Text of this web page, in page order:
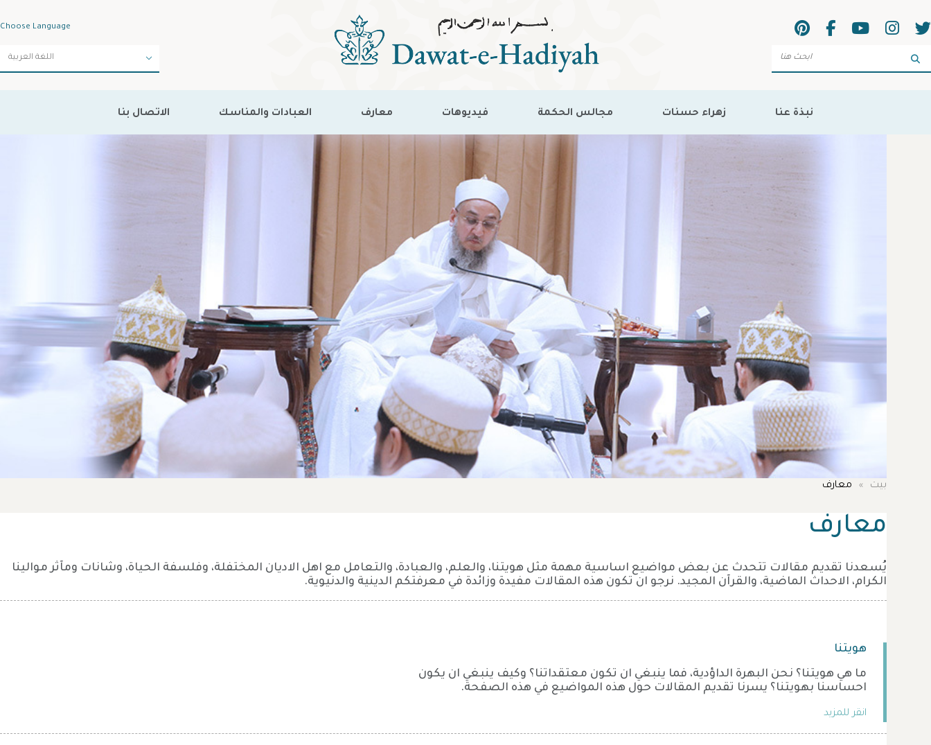
Choose Language
نبذة عنا زهراء حسنات مجالس الحكمة فيديوهات معارف العبادات والمناسك الاتصال بنا
بيت معارف
معارف
يُسعدنا تقديم مقالات تتحدث عن بعض مواضيع اساسية مهمة مثل هويتنا، والعلم، والعبادة، والتعامل مع اهل الاديان المختفلة، وفلسفة الحياة، وشانات ومآثر موالينا
الكرام، الاحداث الماضية، والقرآن المجيد. نرجو ان تكون هذه المقالات مفيدة وزائدة في معرفتكم الدينية والدنيوية.
هويتنا
ما هي هويتنا؟ نحن البهرة الداؤدية، فما ينبغي ان تكون معتقداتنا؟ وكيف ينبغي ان يكون
احساسنا بهويتنا؟ يسرنا تقديم المقالات حول هذه المواضيع في هذه الصفحة.
انقر للمزيد